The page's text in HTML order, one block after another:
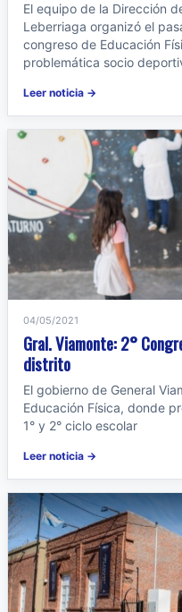
El equipo de la Dirección
Leberriaga organizó el
congreso de Educación
problemática socio
Leer noticia →
04/05/2021
Gral. Viamonte: 2°
distrito
El gobierno de General
Educación Física, donde
1° y 2° ciclo escolar
Leer noticia →